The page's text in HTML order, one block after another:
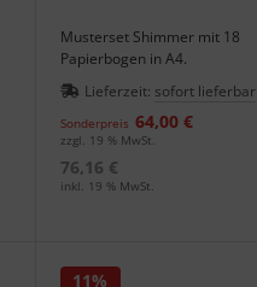
Musterset Shimmer mit 18
Papierbogen in A4.
Lieferzeit: sofort lieferbar
Sonderpreis 64,00 €
zzgl. 19 % MwSt.
76,16 €
inkl. 19 % MwSt.
11%